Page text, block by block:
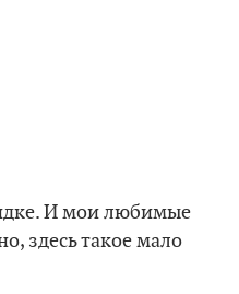
И мои любимые
здесь такое мало